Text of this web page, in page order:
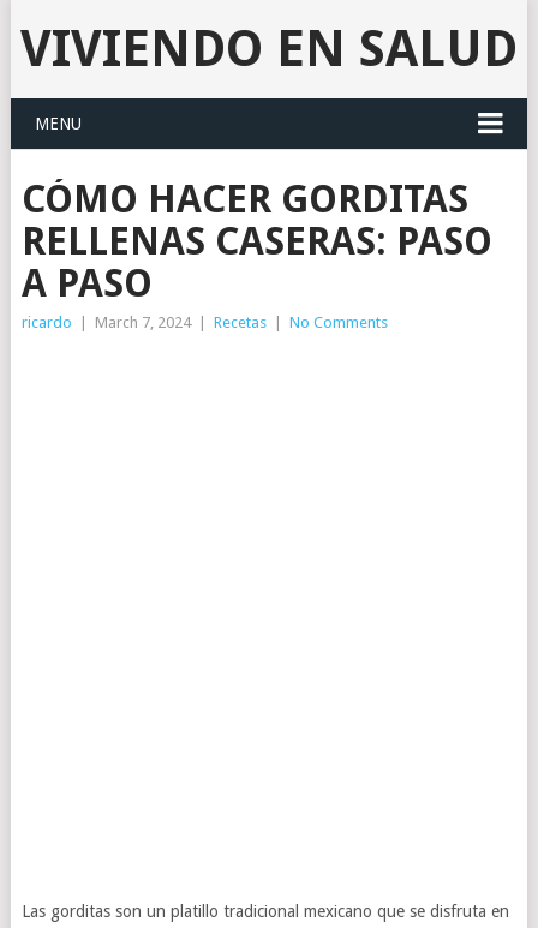
VIVIENDO EN SALUD
MENU
CÓMO HACER GORDITAS
RELLENAS CASERAS: PASO
A PASO
ricardo March 7, 2024 Recetas No Comments
Las gorditas son un platillo tradicional mexicano que se disfruta en